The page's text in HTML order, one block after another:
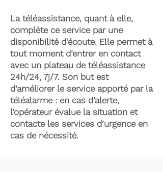
La téléassistance, quant à elle,
complète ce service par une
disponibilité d'écoute. Elle permet à
tout moment d’entrer en contact
avec un plateau de téléassistance
24h/24, 7j/7. Son but est
d’améliorer le service apporté par la
téléalarme : en cas d’alerte,
l’opérateur évalue la situation et
contacte les services d’urgence en
cas de nécessité.